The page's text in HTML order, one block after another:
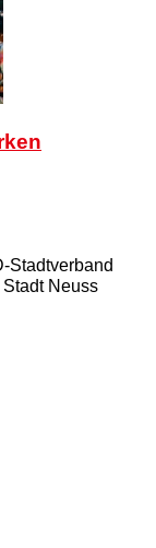
Stadtverband
Neuss